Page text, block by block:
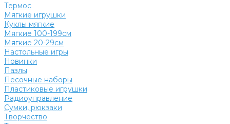
Термос
Мягкие игрушки
Куклы мягкие
Мягкие 100-199см
Мягкие 20-29см
Настольные игры
Новинки
Пазлы
Песочные наборы
Пластиковые игрушки
Радиоуправление
Сумки, рюкзаки
Творчество